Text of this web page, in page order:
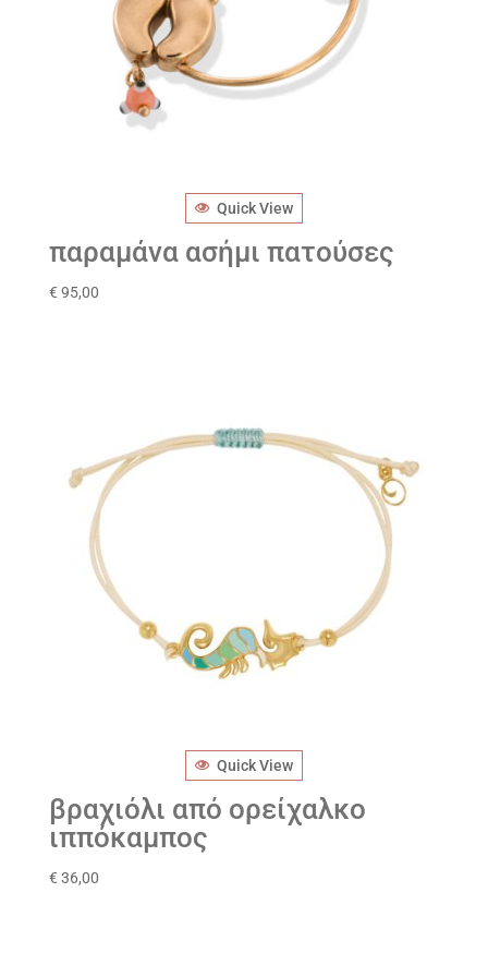
Quick View
παραμάνα ασήμι πατούσες
€ 95,00
Quick View
βραχιόλι από ορείχαλκο
ιππόκαμπος
€ 36,00